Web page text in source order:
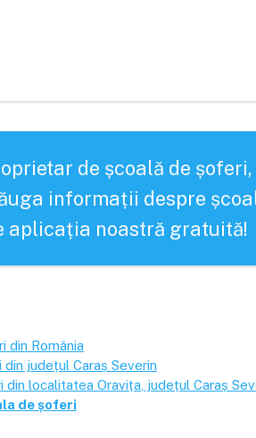
de școală de
informații despre
aplicația noastră gratuită!
din România
din județul Caraș Severin
din localitatea Oravița , județul Caraș
de șoferi